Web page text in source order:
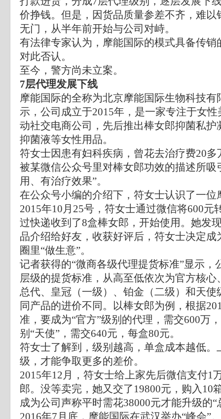
价挣钱。但是，因货品质量参差不齐，难以
无门，从半年前开始与公司对峙。
有法律专家认为，摩能国际的模式具备传销
对此否认。
至今，警方尚未立案。
7层代理发展下线
摩能国际的全称为北京摩能国际生物科技有
示，公司成立于2015年，是一家专注于女
动社交电商公司，先后推出棒女郎抑菌私护
抑菌液等女性用品。
符女士因患有妇科疾病，曾花去治疗费20多
被某微信公众号里对棒女郎功效的描述所吸
用、有治疗效果”。
在公众号小编的介绍下，符女士认识了一位
2015年10月25号，符女士通过微信将600元
过快递收到了8盒棒女郎，开始使用。她发
品介绍给好友，收获好评后，符女士决定成
圈里“做生意”。
记者获得的“微商各级代理提货标准”显示，
层级的提货标准，从高至低依次为官方核
总代、皇冠（一级）、铂金（二级）和天使
同产品的进价不同。以棒女郎为例，根据
准，要成为“官方”级别的代理，需交600万
别“天使”，需交640元，每盒80元。
符女士了解到，级别越高，单盒成本越低。
级，才能争取更多的差价。
2015年12月，符女士给上家先后微信支付1
郎。没等卖完，她又交了19800元，购入10
成为公司声称平时需花38000元才能升级的“
2016年7月底，摩能国际在武汉举办“峰会”